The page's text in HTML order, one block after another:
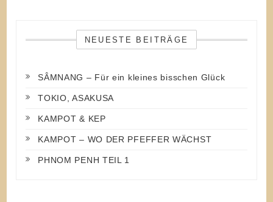
NEUESTE BEITRÄGE
SÂMNANG – Für ein kleines bisschen Glück
TOKIO, ASAKUSA
KAMPOT & KEP
KAMPOT – WO DER PFEFFER WÄCHST
PHNOM PENH TEIL 1